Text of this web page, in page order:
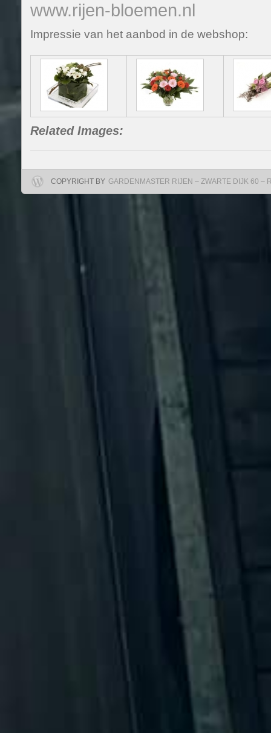
www.rijen-bloemen.nl
Impressie van het aanbod in de webshop:
Related Images:
COPYRIGHT BY GARDENMASTER RIJEN – ZWARTE DIJK 60 –